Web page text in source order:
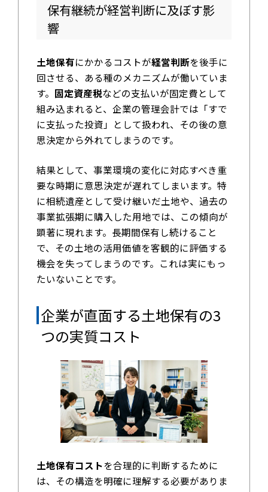
保有継続が経営判断に及ぼす影
響
土地保有にかかるコストが経営判断を後手に
回させる、ある種のメカニズムが働いていま
す。 固定資産税などの支払いが固定費として
組み込まれると、企業の管理会計では「すで
に支払った投資」として扱われ、その後の意
思決定から外れてしまうのです。
結果として、事業環境の変化に対応すべき重
要な時期に意思決定が遅れてしまいます。特
に相続遺産として受け継いだ土地や、過去の
事業拡張期に購入した用地では、この傾向が
顕著に現れます。長期間保有し続けること
で、その土地の活用価値を客観的に評価する
機会を失ってしまうのです。これは実にもっ
たいないことです。
企業が直面する土地保有の3
つの実質コスト
土地保有コストを合理的に判断するために
は、その構造を明確に理解する必要がありま